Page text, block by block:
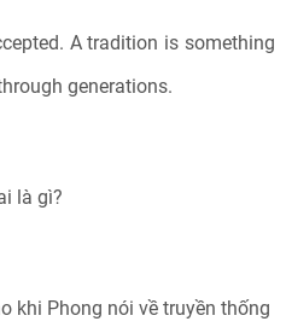
A tradition is something
generations.
là gì?
khi Phong nói về truyền thống